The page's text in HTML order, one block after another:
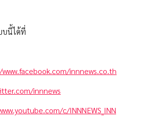
บนี้ได้ที่
innnews.co.th
innnews
c/INNNEWS_INN